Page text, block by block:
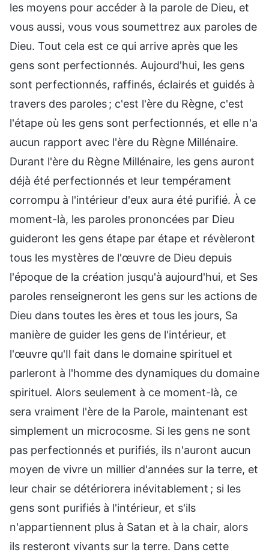
les moyens pour accéder à la parole de Dieu, et
vous aussi, vous vous soumettrez aux paroles de
Dieu. Tout cela est ce qui arrive après que les
gens sont perfectionnés. Aujourd'hui, les gens
sont perfectionnés, raffinés, éclairés et guidés à
travers des paroles ; c'est l'ère du Règne, c'est
l'étape où les gens sont perfectionnés, et elle n'a
aucun rapport avec l'ère du Règne Millénaire.
Durant l'ère du Règne Millénaire, les gens auront
déjà été perfectionnés et leur tempérament
corrompu à l'intérieur d'eux aura été purifié. À ce
moment-là, les paroles prononcées par Dieu
guideront les gens étape par étape et révèleront
tous les mystères de l'œuvre de Dieu depuis
l'époque de la création jusqu'à aujourd'hui, et Ses
paroles renseigneront les gens sur les actions de
Dieu dans toutes les ères et tous les jours, Sa
manière de guider les gens de l'intérieur, et
l'œuvre qu'Il fait dans le domaine spirituel et
parleront à l'homme des dynamiques du domaine
spirituel. Alors seulement à ce moment-là, ce
sera vraiment l'ère de la Parole, maintenant est
simplement un microcosme. Si les gens ne sont
pas perfectionnés et purifiés, ils n'auront aucun
moyen de vivre un millier d'années sur la terre, et
leur chair se détériorera inévitablement ; si les
gens sont purifiés à l'intérieur, et s'ils
n'appartiennent plus à Satan et à la chair, alors
ils resteront vivants sur la terre. Dans cette